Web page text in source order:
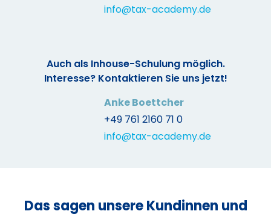
info@tax-academy.de
Auch als Inhouse-Schulung möglich.
Interesse? Kontaktieren Sie uns jetzt!
Anke Boettcher
+49 761 2160 71 0
info@tax-academy.de
Das sagen unsere Kundinnen und